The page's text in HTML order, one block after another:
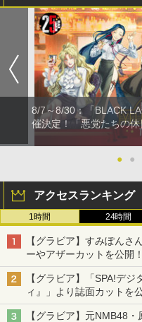
8/7～8/30：「BLACK
催決定！「悪党たちの
● ●
アクセスランキング
1時間 24時間
【グラビア】すみぽんさ
ーやアザーカットを公開！
タイトルは「offcourt（オ
【グラビア】「SPA!デ
ィ』」より誌面カットを
【グラビア】元NMB48